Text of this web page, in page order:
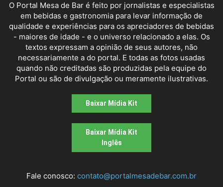
O Portal Mesa de Bar é feito por jornalistas e especialistas
em bebidas e gastronomia para levar informação de
qualidade e experiências para os apreciadores de bebidas
- maiores de idade - e o universo relacionado a elas. Os
textos expressam a opinião de seus autores, não
necessariamente a do portal. E todas as fotos usadas
quando não creditadas são produzidas pela equipe do
Portal ou são de divulgação ou meramente ilustrativas.
Baixar Mídia Kit
Baixar Mídia Kit
Inglês
Fale conosco: contato@portalmesadebar.com.br